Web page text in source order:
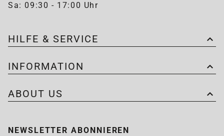
Sa: 09:30 - 17:00 Uhr
HILFE & SERVICE
INFORMATION
ABOUT US
NEWSLETTER ABONNIEREN